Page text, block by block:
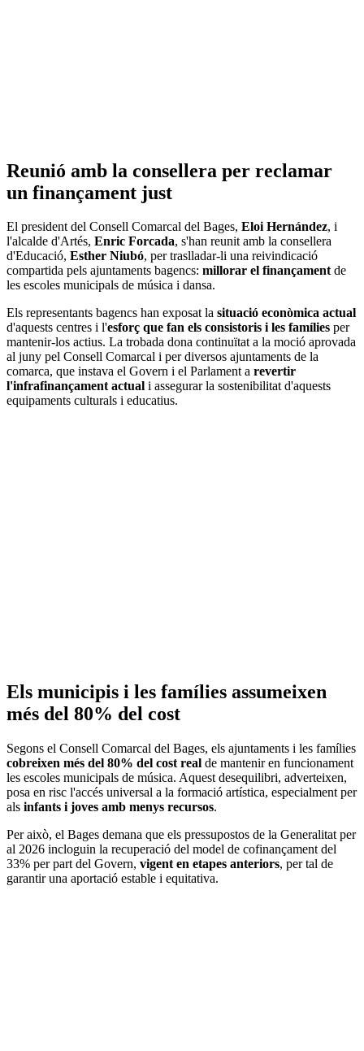
Reunió amb la consellera per reclamar
un finançament just
El president del Consell Comarcal del Bages, Eloi Hernández, i
l'alcalde d'Artés, Enric Forcada, s'han reunit amb la consellera
d'Educació, Esther Niubó, per traslladar-li una reivindicació
compartida pels ajuntaments bagencs: millorar el finançamentde
les escoles municipals de música i dansa.
Els representants bagencs han exposat la situació econòmica actual
d'aquests centres i l'esforç que fan els consistoris i les famílies per
mantenir-los actius. La trobada dona continuïtat a la moció aprovada
al juny pel Consell Comarcal i per diversos ajuntaments de la
comarca, que instava el Govern i el Parlament a revertir
l'infrafinançament actual i assegurar la sostenibilitat d'aquests
equipaments culturals i educatius.
Els municipis i les famílies assumeixen
més del 80% del cost
Segons el Consell Comarcal del Bages, els ajuntaments i les famílies
cobreixen més del 80% del cost real de mantenir en funcionament
les escoles municipals de música. Aquest desequilibri, adverteixen,
posa en risc l'accés universal a la formació artística, especialment per
als infants i joves amb menys recursos.
Per això, el Bages demana que els pressupostos de la Generalitat per
al 2026 incloguin la recuperació del model de cofinançament del
33% per part del Govern, vigent en etapes anteriors, per tal de
garantir una aportació estable i equitativa.